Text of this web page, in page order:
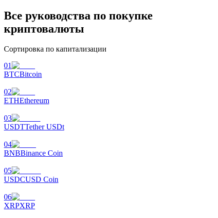
Стейкинг
Launchpool
Гибкая ставка для заработка популярных токенов
Все руководства по покупке
криптовалюты
Сортировка по капитализации
01
BTCBitcoin
02
ETHEthereum
03
USDTTether USDt
04
BNBBinance Coin
05
USDCUSD Coin
06
XRPXRP